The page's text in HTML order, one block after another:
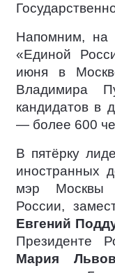
Напомним, на
«Единой
июня в
Владимира
кандидатов в
— более 600
В пятёрку
иностранных
мэр Москвы
России,
Евгений
Президенте
Мария